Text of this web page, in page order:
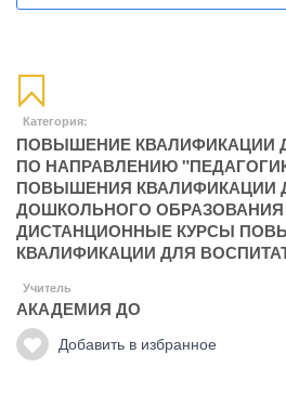
Категория:
ПОВЫШЕНИЕ КВАЛИФИКАЦИИ
ПО НАПРАВЛЕНИЮ
ПОВЫШЕНИЯ КВАЛИФИКАЦИИ
ДОШКОЛЬНОГО ОБРАЗОВАНИЯ
ДИСТАНЦИОННЫЕ КУРСЫ
КВАЛИФИКАЦИИ ДЛЯ
Учитель
АКАДЕМИЯ ДО
Добавить в избранное